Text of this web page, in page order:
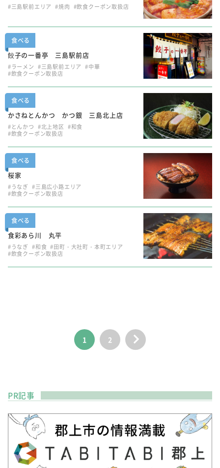
#三島駅前エリア #焼肉 #飲食クーポン取扱店
食べる
餃子の一番亭 三島駅前店
#ラーメン #三島駅前エリア #中華
#飲食クーポン取扱店
食べる
かさねとんかつ かつ銀 三島北上店
#とんかつ #北上地区 #和食
#飲食クーポン取扱店
食べる
桜家
#うなぎ #三島広小路エリア
#飲食クーポン取扱店
食べる
食彩あら川 丸平
#うなぎ #和食 #田町・大社町・本町エリア
#飲食クーポン取扱店
1 2
PR記事